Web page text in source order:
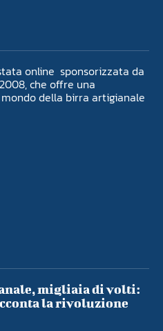
online sponsorizzata da
che offre una
della birra artigianale
migliaia di volti:
la rivoluzione